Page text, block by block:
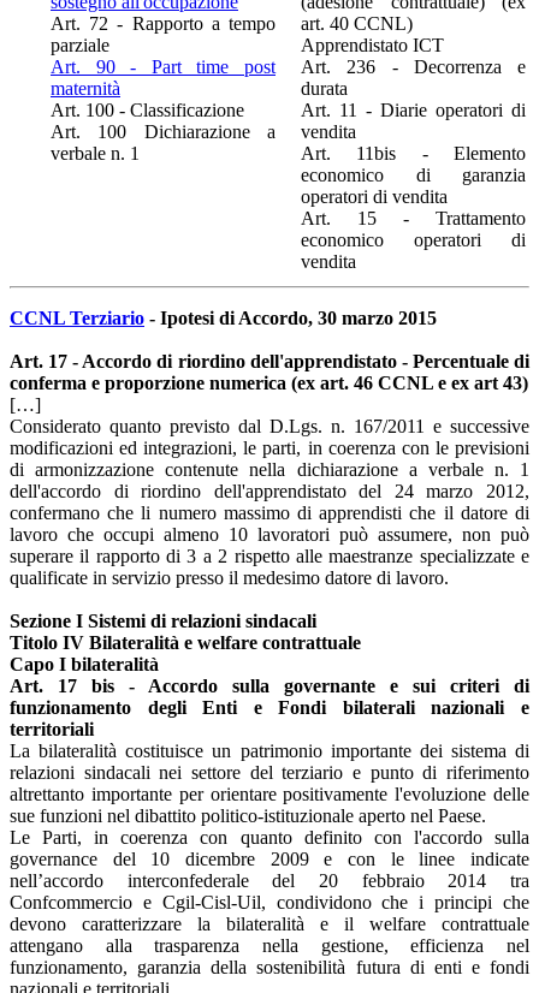
Art. 72 - Rapporto a tempo
parziale
Art. 90 - Part time post
maternità
Art. 100 - Classificazione
Art. 100 Dichiarazione a
verbale n. 1
art. 40 CCNL)
Apprendistato ICT
Art. 236 - Decorrenza e
durata
Art. 11 - Diarie operatori di
vendita
Art. 11bis - Elemento
economico di garanzia
operatori di vendita
Art. 15 - Trattamento
economico operatori di
vendita
CCNL Terziario - Ipotesi di Accordo, 30 marzo 2015
Art. 17 - Accordo di riordino dell'apprendistato - Percentuale di
conferma e proporzione numerica (ex art. 46 CCNL e ex art 43)
[…]
Considerato quanto previsto dal D.Lgs. n. 167/2011 e successive
modificazioni ed integrazioni, le parti, in coerenza con le previsioni
di armonizzazione contenute nella dichiarazione a verbale n. 1
dell'accordo di riordino dell'apprendistato del 24 marzo 2012,
confermano che li numero massimo di apprendisti che il datore di
lavoro che occupi almeno 10 lavoratori può assumere, non può
superare il rapporto di 3 a 2 rispetto alle maestranze specializzate e
qualificate in servizio presso il medesimo datore di lavoro.
Sezione I Sistemi di relazioni sindacali
Titolo IV Bilateralità e welfare contrattuale
Capo I bilateralità
Art. 17 bis - Accordo sulla governante e sui criteri di
funzionamento degli Enti e Fondi bilaterali nazionali e
territoriali
La bilateralità costituisce un patrimonio importante dei sistema di
relazioni sindacali nei settore del terziario e punto di riferimento
altrettanto importante per orientare positivamente l'evoluzione delle
sue funzioni nel dibattito politico-istituzionale aperto nel Paese.
Le Parti, in coerenza con quanto definito con l'accordo sulla
governance del 10 dicembre 2009 e con le linee indicate
nell’accordo interconfederale del 20 febbraio 2014 tra
Confcommercio e Cgil-Cisl-Uil, condividono che i principi che
devono caratterizzare la bilateralità e il welfare contrattuale
attengano alla trasparenza nella gestione, efficienza nel
funzionamento, garanzia della sostenibilità futura di enti e fondi
nazionali e territoriali.